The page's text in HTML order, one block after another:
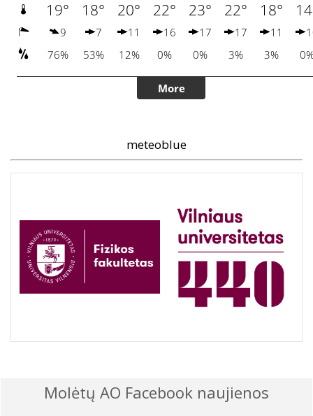
meteoblue
Molėtų AO Facebook naujienos